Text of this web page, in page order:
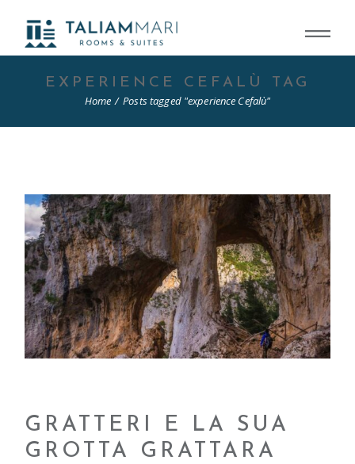
content
EXPERIENCE CEFALÙ TAG
Home Posts tagged "experience Cefalù"
GRATTERI E LA SUA
GROTTA GRATTARA